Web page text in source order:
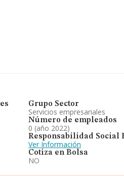
Grupo Sector
Servicios empresariales
Número de empleados
0 (año 2022)
Responsabilidad Social
Ver Información
Cotiza en Bolsa
NO